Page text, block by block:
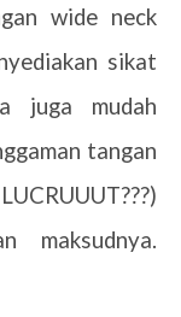
wide neck
sikat
juga mudah
tangan
maksudnya.